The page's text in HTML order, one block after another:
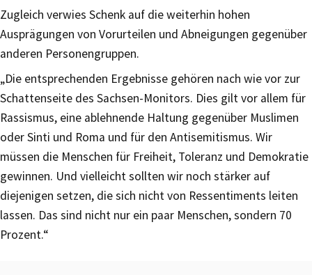
Zugleich verwies Schenk auf die weiterhin hohen
Ausprägungen von Vorurteilen und Abneigungen gegenüber
anderen Personengruppen.
„Die entsprechenden Ergebnisse gehören nach wie vor zur
Schattenseite des Sachsen-Monitors. Dies gilt vor allem für
Rassismus, eine ablehnende Haltung gegenüber Muslimen
oder Sinti und Roma und für den Antisemitismus. Wir
müssen die Menschen für Freiheit, Toleranz und Demokratie
gewinnen. Und vielleicht sollten wir noch stärker auf
diejenigen setzen, die sich nicht von Ressentiments leiten
lassen. Das sind nicht nur ein paar Menschen, sondern 70
Prozent.“